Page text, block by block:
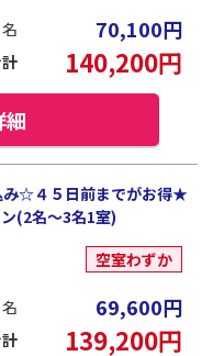
70,100円
140,200円
細
☆４５日前までがお得★
(2名～3名1室)
空室わずか
69,600円
139,200円